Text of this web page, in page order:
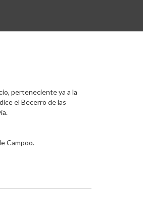
perteneciente ya a la
el Becerro de las
Campoo.